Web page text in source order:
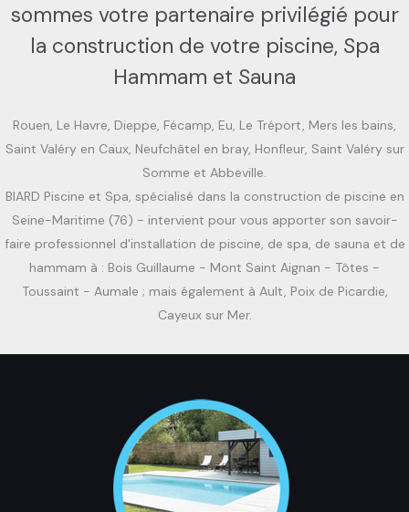
sommes votre partenaire privilégié pour
la construction de votre piscine, Spa
Hammam et Sauna
Rouen, Le Havre, Dieppe, Fécamp, Eu, Le Tréport, Mers les bains,
Saint Valéry en Caux, Neufchâtel en bray, Honfleur, Saint Valéry sur
Somme et Abbeville.
BIARD Piscine et Spa, spécialisé dans la construction de piscine en
Seine-Maritime (76) - intervient pour vous apporter son savoir-
faire professionnel d'installation de piscine, de spa, de sauna et de
hammam à : Bois Guillaume - Mont Saint Aignan - Tôtes -
Toussaint - Aumale ; mais également à Ault, Poix de Picardie,
Cayeux sur Mer.